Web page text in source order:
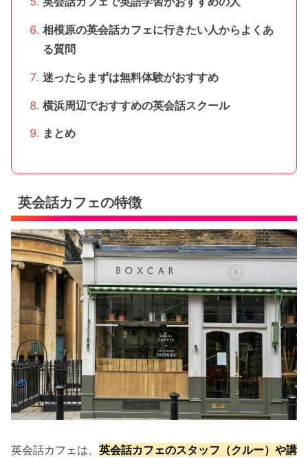
相模原の英会話カフェに行きたい人からよくあ
る質問
迷ったらまずは無料体験がおすすめ
横浜周辺でおすすめの英会話スクール
まとめ
英会話カフェの特徴
英会話カフェは、 英会話カフェのスタッフ（クルー）や講